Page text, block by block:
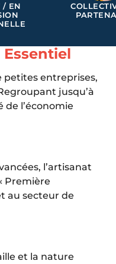
/ EN
petites entreprises,
jusqu’à
l’économie
l’artisanat
Première
au secteur de
et la nature